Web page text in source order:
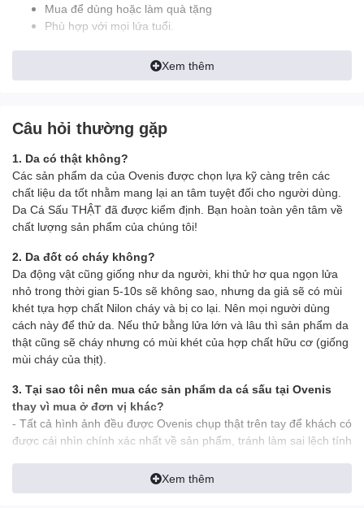
Mua để dùng hoặc làm quà tặng
Phù hợp với mọi lứa tuổi.
Da cá sấu là một trong những sản phẩm đắt đỏ bậc nhất hiện
nay. Dẫn đầu trong số 5 nguyên liệu được sử dụng làm sản phẩm
Việc sở hữu cho mình một thắt lưng làm từ da cá thật sẽ
bạn trở nên thật sang trọng và đẳng cấp
xác thành một người mới,một cấp độ thành công mới và một
phong thái vượt bậc.
======================================
VỚI GIÁ BÁN LẺ TỐT NHẤT THỊ TRƯỜNG
- Giá tốt nhất do xưởng sản xuất với số lượng lớn.
- Chúng tôi không nói sản phẩm của mình có chất lượng tốt nhất
nhưng phải khẳng định chất lượng sản phẩm vượt trội với giá
tiền.
- Uy tín bán hàng đặt lên hàng đầu, không kinh doanh trộm dật.
- Sản phẩm được sản xuất với số lượng lớn để có giá thành cạnh
tranh nên không thể tránh được sai sót. Nếu quý khách thấy sản
có thêm động lực. Nếu sản phẩm không được như mong muốn
xin vui lòng liên hệ trực tiếp với shop. Chúng tôi sẵn sàng hỗ trợ
Xem thêm
Câu hỏi thường gặp
1. Da có thật không?
Các sản phẩm da của Ovenis được chọn lựa kỹ càng trên các
chất liệu da tốt nhằm mang lại an tâm tuyệt đối cho người dùng.
Da Cá Sấu THẬT đã được kiểm định. Bạn hoàn toàn yên tâm về
chất lượng sản phẩm của chúng tôi!
2. Da đốt có cháy không?
Da động vật cũng giống như da người, khi thử hơ qua ngọn lửa
nhỏ trong thời gian 5-10s sẽ không sao, nhưng da giả sẽ có mùi
khét tựa hợp chất Nilon cháy và bị co lại. Nên mọi người dùng
cách này để thử da. Nếu thử bằng lửa lớn và lâu thì sản phẩm da
thật cũng sẽ cháy nhưng có mùi khét của hợp chất hữu cơ (giống
mùi cháy của thịt).
3. Tại sao tôi nên mua các sản phẩm da cá sấu tại Ovenis
thay vì mua ở đơn vị khác?
- Tất cả hình ảnh đều được Ovenis chụp thật trên tay để khách có
được cái nhìn chính xác nhất về sản phẩm, tránh làm sai lệch tính
- Ship tới không mua không sao
Xem thêm